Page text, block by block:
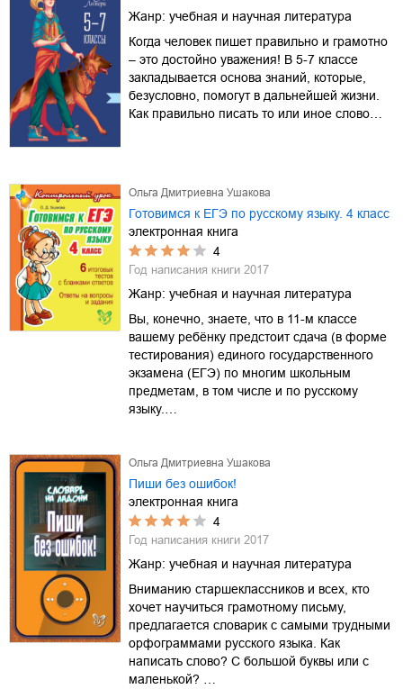
Жанр: учебная и научная литература
Когда человек пишет правильно и грамотно
– это достойно уважения! В 5-7 классе
закладывается основа знаний, которые,
безусловно, помогут в дальнейшей жизни.
Как правильно писать то или иное слово…
Ольга Дмитриевна Ушакова
Готовимся к ЕГЭ по русскому языку. 4 класс
электронная книга
4
Год написания книги 2017
Жанр: учебная и научная литература
Вы, конечно, знаете, что в 11-м классе
вашему ребёнку предстоит сдача (в форме
тестирования) единого государственного
экзамена (ЕГЭ) по многим школьным
предметам, в том числе и по русскому
языку.…
Ольга Дмитриевна Ушакова
Пиши без ошибок!
электронная книга
4
Год написания книги 2017
Жанр: учебная и научная литература
Вниманию старшеклассников и всех, кто
хочет научиться грамотному письму,
предлагается словарик с самыми трудными
орфограммами русского языка. Как
написать слово? С большой буквы или с
маленькой? …